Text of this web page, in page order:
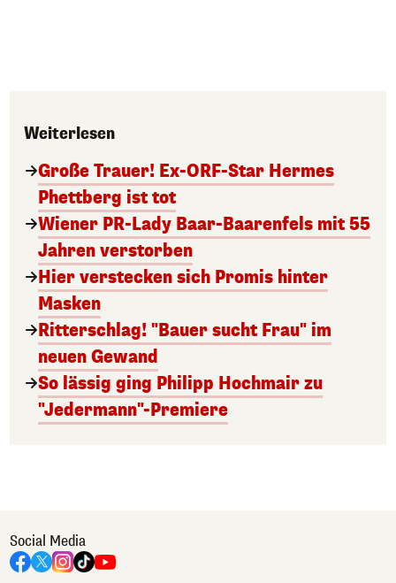
Weiterlesen
Große Trauer! Ex-ORF-Star Hermes
Phettberg ist tot
Wiener PR-Lady Baar-Baarenfels mit 55
Jahren verstorben
Hier verstecken sich Promis hinter
Masken
Ritterschlag! "Bauer sucht Frau" im
neuen Gewand
So lässig ging Philipp Hochmair zu
"Jedermann"-Premiere
Social Media